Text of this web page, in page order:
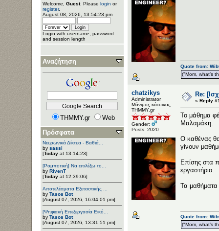
Welcome, Guest. Please login or
register.
August 08, 2026, 13:54:23 pm
Login with username, password
and session length
Αναζήτηση
THMMY.gr
Web
Πρόσφατα
Νευρωνικά Δίκτυα - Βαθιά...
by sassi
[Today at 13:14:23]
[Ρομποτική] Να επιλέξω το...
by RivenT
[Today at 12:39:06]
Αποτελέσματα Εξεταστικής ...
by Tasos Bot
[August 07, 2026, 16:04:01 pm]
[Ψηφιακή Επεξεργασία Εικό...
by Tasos Bot
[August 07, 2026, 13:31:51 pm]
Quote from:
("Mom, what’s
chatzikys
Administrator
Μόνιμος κάτοικος
ΤΗΜΜΥ.gr
Gender:
Posts: 2020
Re:
« Reply
Το μάθημα
Μαλαμάκη.
Ο καθένας
γίνουν
Επίσης στα
εργαστήριο.
Τα μαθήματα
Quote from:
("Mom, what’s